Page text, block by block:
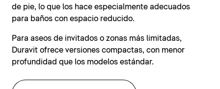
de pie, lo que los hace especialmente adecuados
para baños con espacio reducido.
Para aseos de invitados o zonas más limitadas,
Duravit ofrece versiones compactas, con menor
profundidad que los modelos estándar.